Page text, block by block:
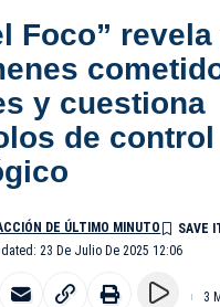
Foco”
y cuestiona
de control
23 De Julio De 2025 12:06
DE ÚLTIMO MINUTO
3